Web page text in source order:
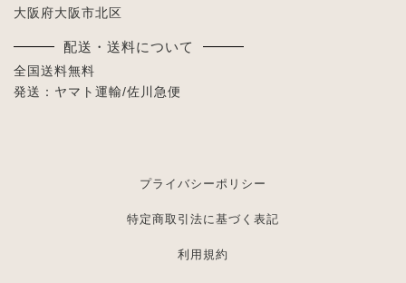
大阪府大阪市北区
配送・送料について
全国送料無料
発送：ヤマト運輸/佐川急便
プライバシーポリシー
特定商取引法に基づく表記
利用規約